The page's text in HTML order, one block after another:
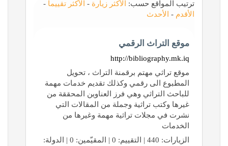
ترتيب المواقع حسب: الأكثر زيارة - الأكثر تقييما -
الأقدم - الأحدث
موقع التراث الرقمي
http://bibliography.mk.iq
موقع تراثي مهتم برقمنة التراث ، تحويل
المطبوع الى رقمي وكذلك تقديم خدمات مهمة
للباحث التراثي وهي فرز العناوين المحققة من
غيرها وكتب تراثية وجملة من المقالات التي
نشرت في مجلات تراثية مهمة وغيرها من
الخدمات
الزيارات: 440 | التقييم: 0 | المقيّمين: 0 | الدولة: